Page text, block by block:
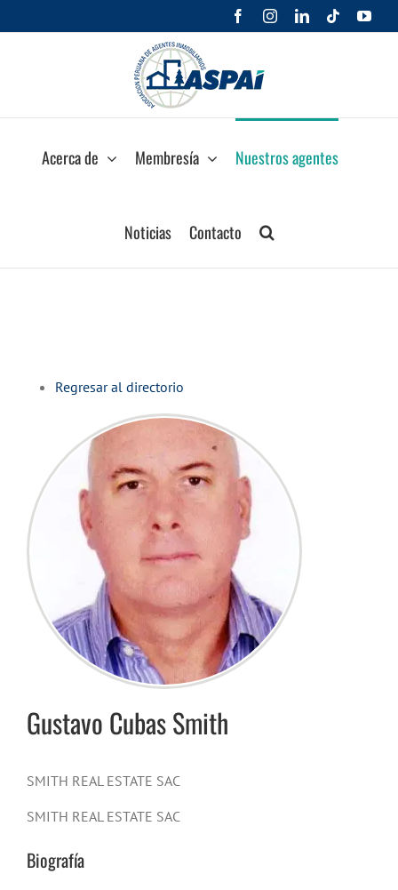
al
FacebookInstagramLinkedIn
Tiktok
Acerca de Membresía Nuestros agentes
Noticias Contacto
Regresar al directorio
Gustavo Cubas Smith
SMITH REAL ESTATE SAC
SMITH REAL ESTATE SAC
Biografía